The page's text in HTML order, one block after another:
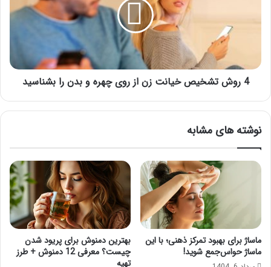
و
بدن
بشناسید
4 روش تشخیص خیانت زن از روی چهره و بدن را بشناسید
نوشته های مشابه
ماساژ برای بهبود تمرکز ذهنی؛ با این
ماساژ حواس‌جمع شوید!
بهترین دمنوش برای پریود شدن
چیست؟ معرفی 12 دمنوش + طرز
تهیه